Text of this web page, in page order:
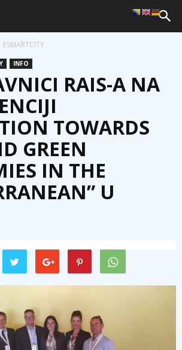
ESMARTCITY
INFO
RAIS-A NA
TOWARDS
GREEN
IN THE
U